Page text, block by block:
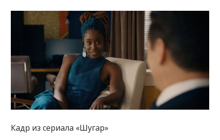
Кадр из сериала «Шугар»